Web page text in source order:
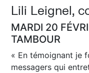
Lili Leignel,
MARDI 20
TAMBOUR
« En témoignant je
messagers qui